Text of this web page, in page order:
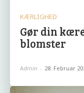
KÆRLIGHED
Gør din
blomster
Admin - 28. Februar